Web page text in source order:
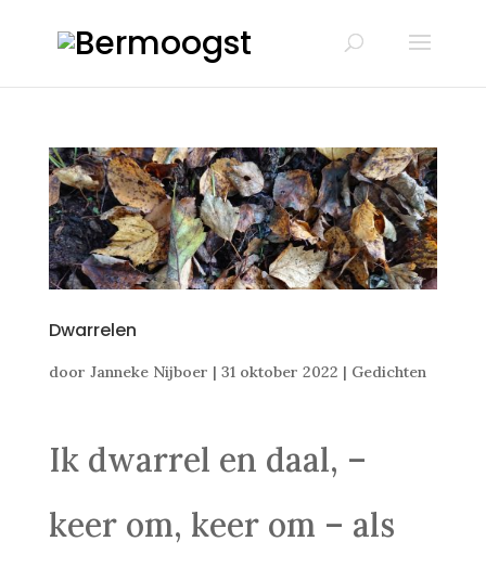
Dwarrelen
door Janneke Nijboer | 31 oktober 2022 | Gedichten
Ik dwarrel en daal, –
keer om, keer om – als